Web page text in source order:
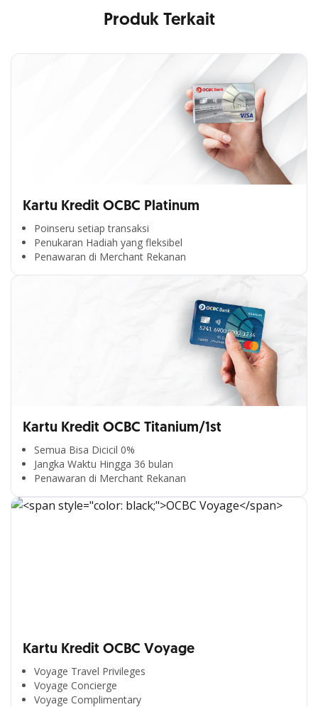
Produk Terkait
Kartu Kredit OCBC Platinum
Poinseru setiap transaksi
Penukaran Hadiah yang fleksibel
Penawaran di Merchant Rekanan
Kartu Kredit OCBC Titanium/1st
Semua Bisa Dicicil 0%
Jangka Waktu Hingga 36 bulan
Penawaran di Merchant Rekanan
Kartu Kredit OCBC Voyage
Voyage Travel Privileges
Voyage Concierge
Voyage Complimentary